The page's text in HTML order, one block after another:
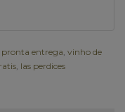
pronta entrega vinho de
las perdices